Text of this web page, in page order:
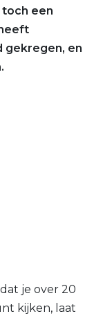
toch een
gekregen, en
je over 20
kijken, laat